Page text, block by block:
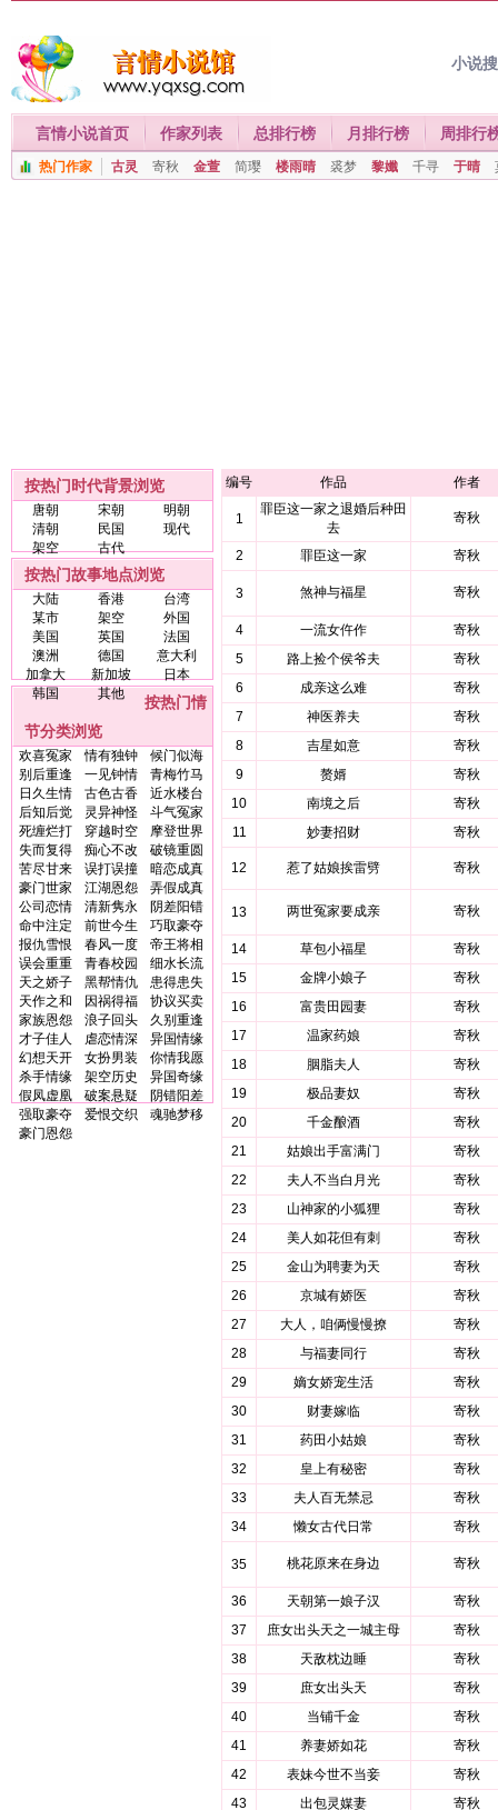
小说
言情小说首页 作家列表 总排行榜 月排行榜 周排行
热门作家 古灵 寄秋 金萱 简璎 楼雨晴 裘梦 黎孅 千寻 于晴
按热门时代背景浏览
唐朝 宋朝
明朝
清朝
民国
现代
架空
古代
按热门故事地点浏览
大陆 香港
台湾
某市
架空
外国
美国
英国
法国
澳洲
德国
意大利
加拿大
新加坡
日本
韩国
其他
按热门情
节分类浏览
欢喜冤家 情有独钟
候门似海
别后重逢
一见钟情
青梅竹马
日久生情
古色古香
近水楼台
后知后觉
灵异神怪
斗气冤家
死缠烂打
穿越时空
摩登世界
失而复得
痴心不改
破镜重圆
苦尽甘来
误打误撞
暗恋成真
豪门世家
江湖恩怨
弄假成真
公司恋情
清新隽永
阴差阳错
命中注定
前世今生
巧取豪夺
报仇雪恨
春风一度
帝王将相
误会重重
青春校园
细水长流
天之娇子
黑帮情仇
患得患失
天作之和
因祸得福
协议买卖
家族恩怨
浪子回头
久别重逢
才子佳人
虐恋情深
异国情缘
幻想天开
女扮男装
你情我愿
杀手情缘
架空历史
异国奇缘
假凤虚凰
破案悬疑
阴错阳差
强取豪夺
爱恨交织
魂驰梦移
豪门恩怨
编号 作品 作者
1
罪臣这一家之退婚后种田
去
寄秋
2 罪臣这一家 寄秋
3 煞神与福星 寄秋
4 一流女仵作
寄秋
5
路上捡个侯爷夫
寄秋
6
成亲这么难
寄秋
7
神医养夫
寄秋
8
吉星如意
寄秋
9
赘婿
寄秋
10
南境之后
寄秋
11
妙妻招财 寄秋
12 惹了姑娘挨雷劈 寄秋
13 两世冤家要成亲 寄秋
14 草包小福星
寄秋
15
金牌小娘子
寄秋
16
富贵田园妻
寄秋
17
温家药娘
寄秋
18
胭脂夫人
寄秋
19
极品妻奴
寄秋
20
千金酿酒
寄秋
21
姑娘出手富满门
寄秋
22
夫人不当白月光
寄秋
23
山神家的小狐狸
寄秋
24
美人如花但有刺
寄秋
25
金山为聘妻为天
寄秋
26
京城有娇医
寄秋
27
大人，咱俩慢慢撩
寄秋
28
与福妻同行
寄秋
29
嫡女娇宠生活
寄秋
30
财妻嫁临
寄秋
31
药田小姑娘
寄秋
32
皇上有秘密
寄秋
33
夫人百无禁忌
寄秋
34
懒女古代日常 寄秋
35 桃花原来在身边 寄秋
36 天朝第一娘子汉
寄秋
37
庶女出头天之一城主母
寄秋
38
天敌枕边睡
寄秋
39
庶女出头天
寄秋
40
当铺千金
寄秋
41
养妻娇如花
寄秋
42
表妹今世不当妾
寄秋
43
出包灵媒妻
寄秋